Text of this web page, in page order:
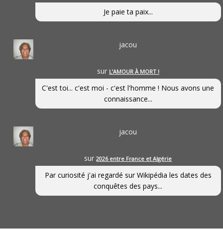
Je paie ta paix...
jacou
sur L’AMOUR À MORT !
C'est toi... c'est moi - c'est l'homme ! Nous avons une
connaissance...
jacou
sur2026 entre France et Algérie
Par curiosité j'ai regardé sur Wikipédia les dates des
conquêtes des pays...